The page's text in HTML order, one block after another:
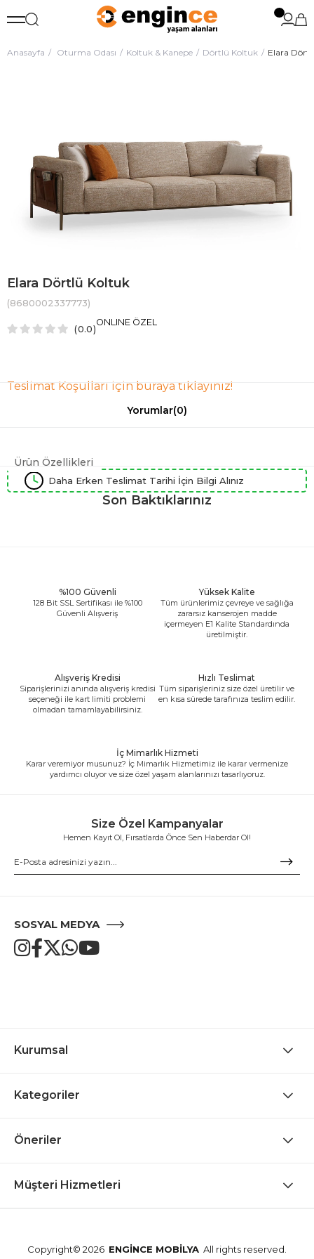
Anasayfa Oturma Odası Koltuk & Kanepe Dörtlü Koltuk Elara
Elara Dörtlü Koltuk
(8680002337773)
0.0
Teslimat Koşulları için buraya tıklayınız!
ONLINE ÖZEL
Yorumlar(0)
Ürün Özellikleri
Daha Erken Teslimat Tarihi İçin Bilgi Alınız
Son Baktıklarınız
%100 Güvenli
128 Bit SSL Sertifikası ile %100
Güvenli Alışveriş
Yüksek Kalite
Tüm ürünlerimiz çevreye ve sağlığa
zararsız kanserojen madde
içermeyen E1 Kalite Standardında
üretilmiştir.
Alışveriş Kredisi
Siparişlerinizi anında alışveriş kredisi
seçeneği ile kart limiti problemi
olmadan tamamlayabilirsiniz.
Hızlı Teslimat
Tüm siparişleriniz size özel üretilir ve
en kısa sürede tarafınıza teslim edilir.
İç Mimarlık Hizmeti
Karar veremiyor musunuz? İç Mimarlık Hizmetimiz ile karar vermenize
yardımcı oluyor ve size özel yaşam alanlarınızı tasarlıyoruz.
Size Özel Kampanyalar
Hemen Kayıt Ol, Fırsatlarda Önce Sen Haberdar Ol!
SOSYAL MEDYA
Kurumsal
Kategoriler
Öneriler
Müşteri Hizmetleri
Copyright© 2026 ENGİNCE MOBİLYA All rights reserved.